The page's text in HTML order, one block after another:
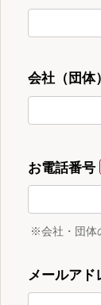
会社（団体
お電話番号
※会社・団体
メールアド